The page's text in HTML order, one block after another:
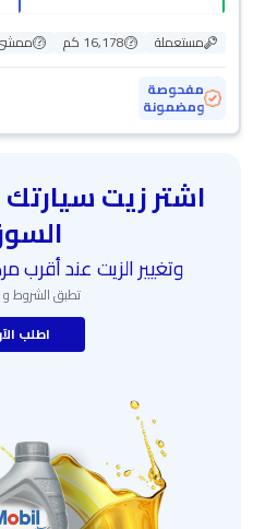
مستعملة 16,178 كم
مفحوصة
ومضمونة
اشتر زيت
وتغيير الزيت عند أقرب
تطبق الشروط و
اطلب